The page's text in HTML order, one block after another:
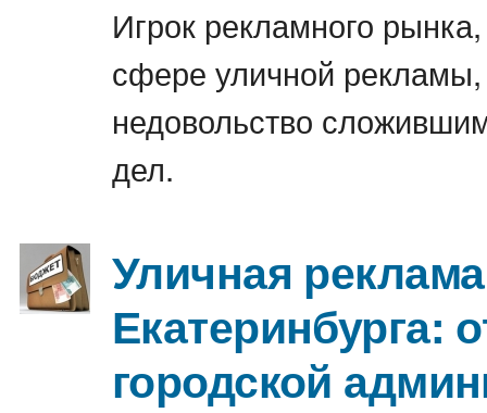
Игрок рекламного
сфере уличной
недовольство
дел.
Уличная реклама
Екатеринбурга:
городской